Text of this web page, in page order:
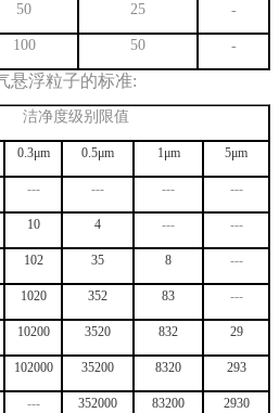
50 25 -
100 50 -
悬浮粒子的标准:
洁净度级别 限值
0.3μm 0.5μm 1μm 5μm
--- --- --- ---
10 4 --- ---
102 35 8 ---
1020 352 83 ---
10200 3520 832 29
102000 35200 8320 293
--- 352000 83200 2930